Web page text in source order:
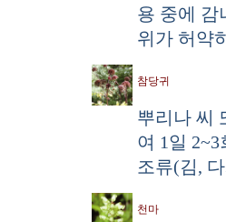
용 중에 감
위가 허약
참당귀
뿌리나 씨
여 1일
조류(김,
천마